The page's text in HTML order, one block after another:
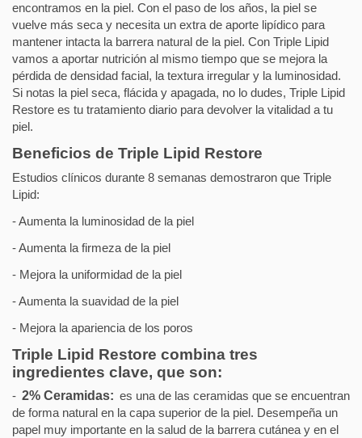
encontramos en la piel. Con el paso de los años, la piel se
vuelve más seca y necesita un extra de aporte lipídico para
mantener intacta la barrera natural de la piel. Con Triple Lipid
vamos a aportar nutrición al mismo tiempo que se mejora la
pérdida de densidad facial, la textura irregular y la luminosidad.
Si notas la piel seca, flácida y apagada, no lo dudes, Triple Lipid
Restore es tu tratamiento diario para devolver la vitalidad a tu
piel.
Beneficios de Triple Lipid Restore
Estudios clínicos durante 8 semanas demostraron que Triple
Lipid:
- Aumenta la luminosidad de la piel
- Aumenta la firmeza de la piel
- Mejora la uniformidad de la piel
- Aumenta la suavidad de la piel
- Mejora la apariencia de los poros
Triple Lipid Restore combina tres
ingredientes clave, que son:
- 2% Ceramidas: es una de las ceramidas que se encuentran
de forma natural en la capa superior de la piel. Desempeña un
papel muy importante en la salud de la barrera cutánea y en el